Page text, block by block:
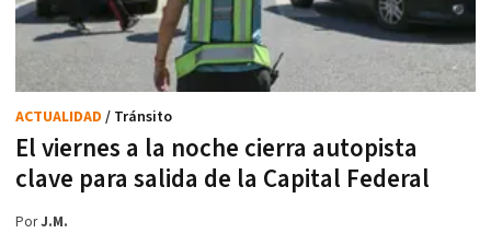
El viernes a la noche cierra autopista
clave para salida de la Capital Federal
ACTUALIDAD / Tránsito
PorJ.M.